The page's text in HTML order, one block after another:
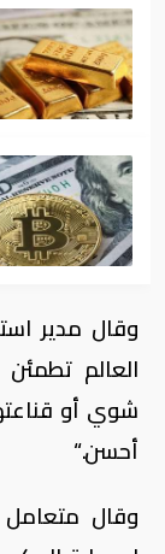
وقال مدير
العالم تطمئن
شوي أو
أحسن.“
وقال